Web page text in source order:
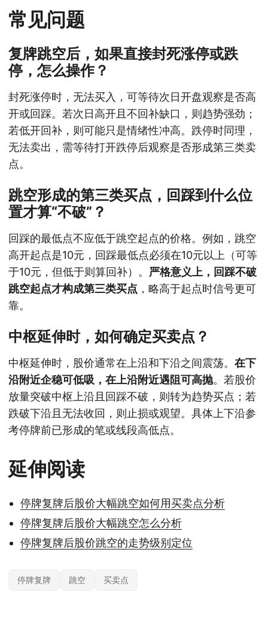
常见问题
复牌跳空后，如果直接封死涨停或跌
停，怎么操作？
封死涨停时，无法买入，可等待次日开盘观察是否高
开或回踩。若次日高开且不回补缺口，则趋势强劲；
若低开回补，则可能只是情绪性冲高。跌停时同理，
无法卖出，需等待打开跌停后观察是否形成第三类卖
点。
跳空形成的第三类买点，回踩到什么位
置才算“不破”？
回踩的最低点不应低于跳空起点的价格。例如，跳空
高开起点是10元，回踩最低点必须在10元以上（可等
于10元，但低于则算回补）。 严格意义上，回踩不破
跳空起点才构成第三类买点 ，略高于起点时信号更可
靠。
中枢延伸时，如何确定买卖点？
中枢延伸时，股价通常在上沿和下沿之间震荡。 在下
沿附近企稳可低吸，在上沿附近遇阻可高抛。若股价
放量突破中枢上沿且回踩不破，则转为趋势买点；若
跌破下沿且无法收回，则止损或观望。具体上下沿参
考停牌前已形成的笔或线段高低点。
延伸阅读
停牌复牌后股价大幅跳空如何用买卖点分析
停牌复牌后股价大幅跳空怎么分析
停牌复牌后股价跳空的走势级别定位
停牌复牌 跳空 买卖点